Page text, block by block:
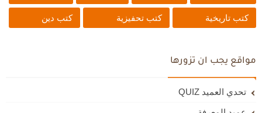
كتب تاريخية كتب تحفيزية كتب دين
مواقع يجب ان تزورها
تحدي العميد QUIZ